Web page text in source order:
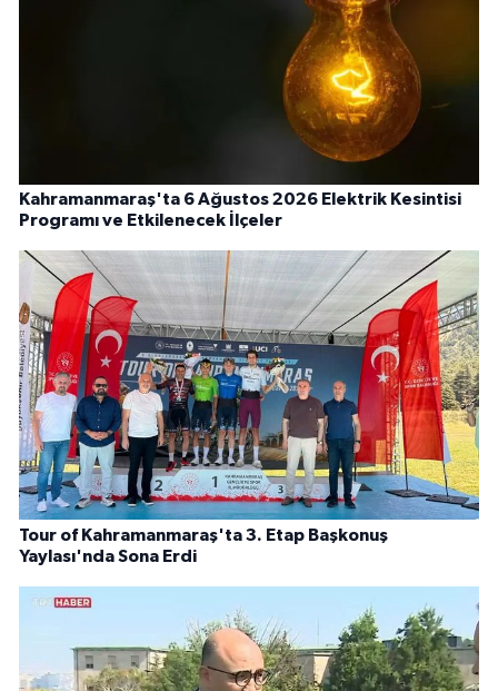
Kahramanmaraş'ta 6 Ağustos 2026 Elektrik Kesintisi
Programı ve Etkilenecek İlçeler
Tour of Kahramanmaraş'ta 3. Etap Başkonuş
Yaylası'nda Sona Erdi